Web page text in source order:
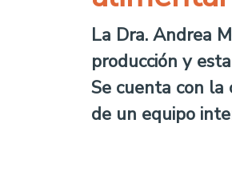
La Dra. Andrea
producción y
Se cuenta con la
de un equipo